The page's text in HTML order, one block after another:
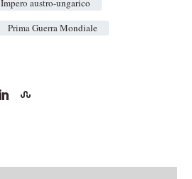
Impero austro-ungarico
Prima Guerra Mondiale